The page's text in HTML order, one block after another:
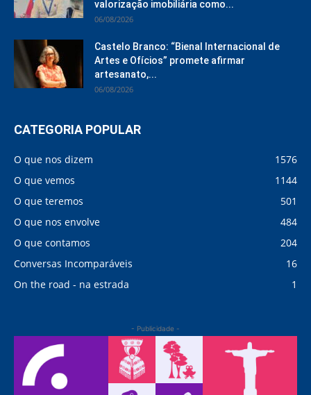
valorização imobiliária como...
06/08/2026
Castelo Branco: “Bienal Internacional de
Artes e Ofícios” promete afirmar
artesanato,...
06/08/2026
CATEGORIA POPULAR
O que nos dizem
1576
O que vemos
1144
O que teremos
501
O que nos envolve
484
O que contamos
204
Conversas Incomparáveis
16
On the road - na estrada
1
- Publicidade -